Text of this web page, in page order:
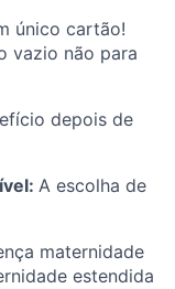
único cartão!
vazio não para
depois de
A escolha de
maternidade
estendida